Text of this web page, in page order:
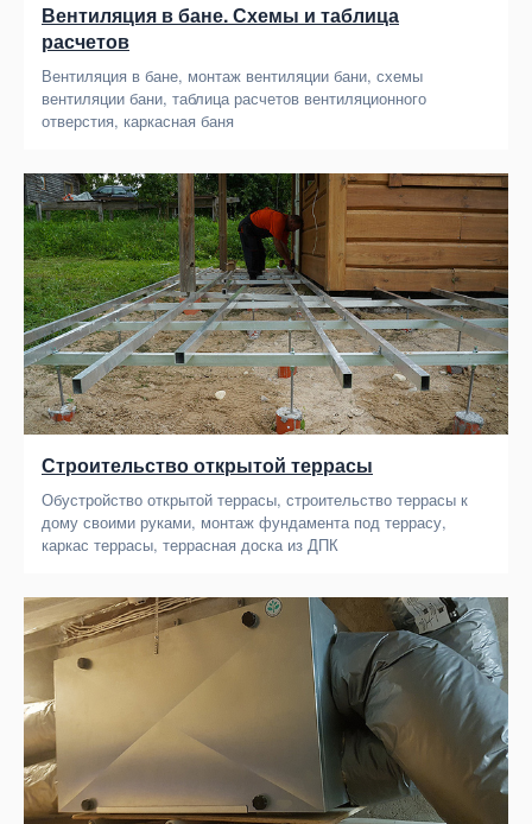
Вентиляция в бане. Схемы и таблица
расчетов
Вентиляция в бане, монтаж вентиляции бани, схемы
вентиляции бани, таблица расчетов вентиляционного
отверстия, каркасная баня
Строительство открытой террасы
Обустройство открытой террасы, строительство террасы к
дому своими руками, монтаж фундамента под террасу,
каркас террасы, террасная доска из ДПК